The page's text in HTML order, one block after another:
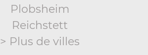
Plobsheim
Reichstett
> Plus de villes